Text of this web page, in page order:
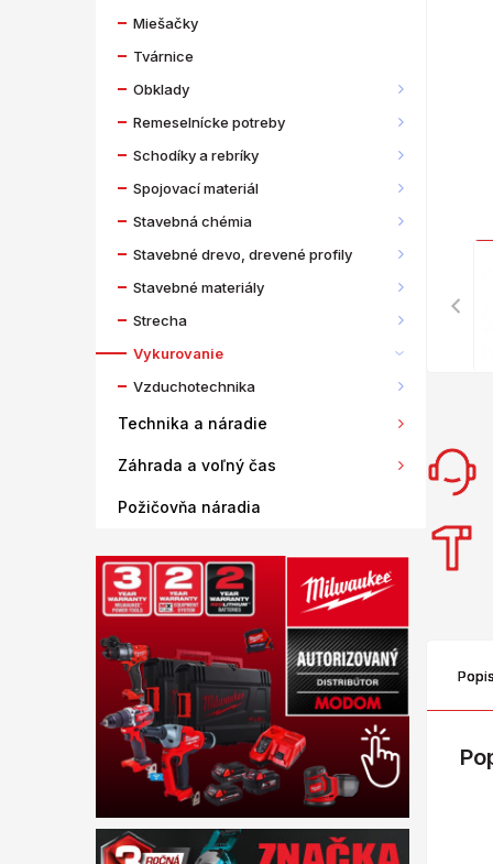
Miešačky
Tvárnice
Obklady
Remeselnícke potreby
Schodíky a rebríky
Spojovací materiál
Stavebná chémia
Stavebné drevo, drevené profily
Stavebné materiály
Strecha
Vykurovanie
Vzduchotechnika
Technika a náradie
Záhrada a voľný čas
Požičovňa náradia